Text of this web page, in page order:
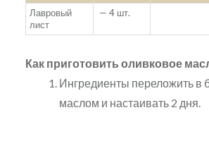
Лавровый
лист
— 4 шт.
Как приготовить оливковое
Ингредиенты переложить в
маслом и настаивать 2 дня.